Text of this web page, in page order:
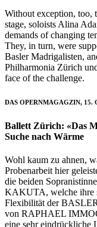
Without exception, too,
stage, soloists Alina
demands of changing
They, in turn, were
Basler Madrigalisten,
Philharmonia Zürich
face of the challenge.
DAS OPERNMAGAGZIN, 15.
Ballett Zürich: «Das
Suche nach Wärme
Wohl kaum zu ahnen,
Probenarbeit hier
die beiden
KAKUTA, welche ihre
Flexibilität der
von RAPHAEL
eine sehr eindrückliche